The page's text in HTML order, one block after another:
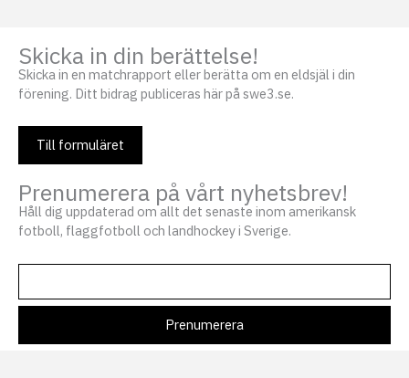
Skicka in din berättelse!
Skicka in en matchrapport eller berätta om en eldsjäl i din
förening. Ditt bidrag publiceras här på swe3.se.
Till formuläret
Prenumerera på vårt nyhetsbrev!
Håll dig uppdaterad om allt det senaste inom amerikansk
fotboll, flaggfotboll och landhockey i Sverige.